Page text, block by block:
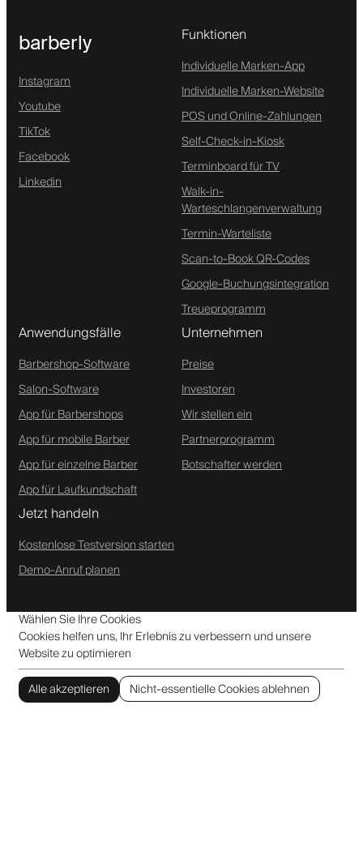
barberly
Instagram
Youtube
TikTok
Facebook
Linkedin
Funktionen
Individuelle Marken-App
Individuelle Marken-Website
POS und Online-Zahlungen
Self-Check-in-Kiosk
Terminboard für TV
Walk-in-
Warteschlangenverwaltung
Termin-Warteliste
Scan-to-Book QR-Codes
Google-Buchungsintegration
Treueprogramm
Anwendungsfälle
Barbershop-Software
Salon-Software
App für Barbershops
App für mobile Barber
App für einzelne Barber
App für Laufkundschaft
Unternehmen
Preise
Investoren
Wir stellen ein
Partnerprogramm
Botschafter werden
Jetzt handeln
Kostenlose Testversion starten
Demo-Anruf planen
Wählen Sie Ihre Cookies
Cookies helfen uns, Ihr Erlebnis zu verbessern und unsere
Website zu optimieren
Alle akzeptieren
Nicht-essentielle Cookies ablehnen